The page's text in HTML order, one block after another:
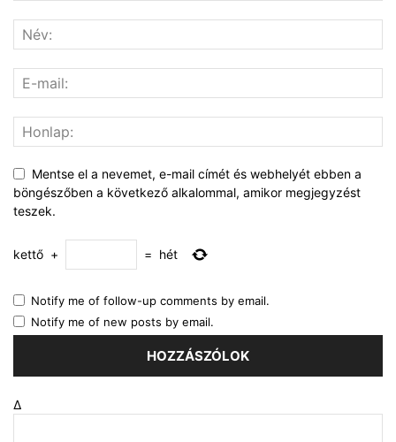
Mentse el a nevemet, e-mail címét és webhelyét ebben a
böngészőben a következő alkalommal, amikor megjegyzést
teszek.
kettő + = hét
Notify me of follow-up comments by email.
Notify me of new posts by email.
Δ